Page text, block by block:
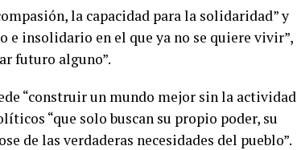
la capacidad para la solidaridad” y
e insolidario en el que ya no se quiere vivir”,
futuro alguno”.
“construir un mundo mejor sin la actividad
“que solo buscan su propio poder, su
de las verdaderas necesidades del pueblo”.